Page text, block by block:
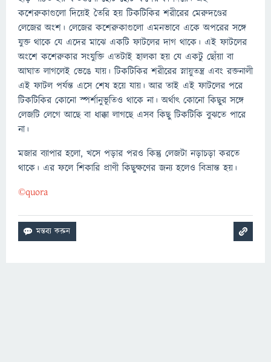
কশেরুকাগুলো দিয়েই তৈরি হয় টিকটিকির শরীরের মেরুদণ্ডের
লেজের অংশ। লেজের কশেরুকাগুলো এমনভাবে একে অপরের সঙ্গে
যুক্ত থাকে যে এদের মাঝে একটি ফাটলের দাগ থাকে। এই ফাটলের
অংশে কশেরুকার সংযুক্তি এতটাই হালকা হয় যে একটু ছোঁয়া বা
আঘাত লাগলেই ভেঙে যায়। টিকটিকির শরীরের স্নায়ুতন্ত্র এবং রক্তনালী
এই ফাটল পর্যন্ত এসে শেষ হয়ে যায়। আর তাই এই ফাটলের পরে
টিকটিকির কোনো স্পর্শানুভূতিও থাকে না। অর্থাৎ কোনো কিছুর সঙ্গে
লেজটি লেগে আছে বা ধাক্কা লাগছে এসব কিছু টিকটিকি বুঝতে পারে
না।
মজার ব্যাপার হলো, খসে পড়ার পরও কিন্তু লেজটা নড়াচড়া করতে
থাকে। এর ফলে শিকারি প্রাণী কিছুক্ষণের জন্য হলেও বিভ্রান্ত হয়।
©️quora